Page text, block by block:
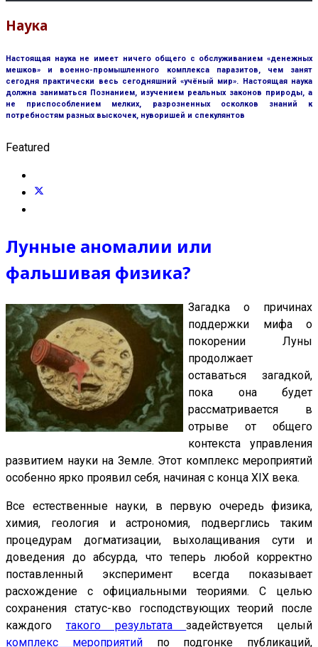
Наука
Настоящая наука не имеет ничего общего с обслуживанием «денежных
мешков» и военно-промышленного комплекса паразитов, чем занят
сегодня практически весь сегодняшний «учёный мир». Настоящая наука
должна заниматься Познанием, изучением реальных законов природы, а
не приспособлением мелких, разрозненных осколков знаний к
потребностям разных выскочек, нуворишей и спекулянтов
Featured
Лунные аномалии или
фальшивая физика?
Загадка о причинах
поддержки мифа о
покорении Луны
продолжает
оставаться загадкой,
пока она будет
рассматривается в
отрыве от общего
контекста управления
развитием науки на Земле. Этот комплекс мероприятий
особенно ярко проявил себя, начиная с конца ХIХ века.
Все естественные науки, в первую очередь физика,
химия, геология и астрономия, подверглись таким
процедурам догматизации, выхолащивания сути и
доведения до абсурда, что теперь любой корректно
поставленный эксперимент всегда показывает
расхождение с официальными теориями. С целью
сохранения статус-кво господствующих теорий после
каждоготакого результатазадействуется целый
комплекс мероприятийпо подгонке публикаций,